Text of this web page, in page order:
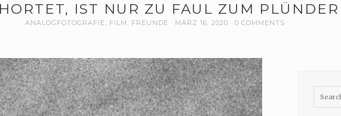
IST NUR ZU FAUL ZUM
ANALOGFOTOGRAFIE, FILM , FREUNDE MÄRZ 16, 2020 0 COMMENTS